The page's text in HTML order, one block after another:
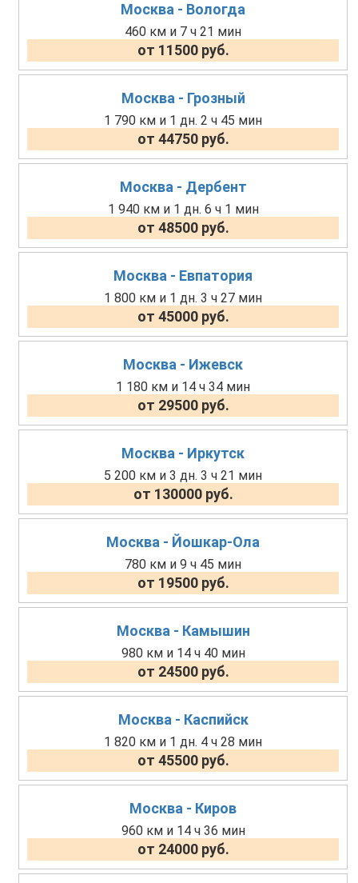
Москва - Вологда
460 км и 7 ч 21 мин
от 11500 руб.
Москва - Грозный
1 790 км и 1 дн. 2 ч 45 мин
от 44750 руб.
Москва - Дербент
1 940 км и 1 дн. 6 ч 1 мин
от 48500 руб.
Москва - Евпатория
1 800 км и 1 дн. 3 ч 27 мин
от 45000 руб.
Москва - Ижевск
1 180 км и 14 ч 34 мин
от 29500 руб.
Москва - Иркутск
5 200 км и 3 дн. 3 ч 21 мин
от 130000 руб.
Москва - Йошкар-Ола
780 км и 9 ч 45 мин
от 19500 руб.
Москва - Камышин
980 км и 14 ч 40 мин
от 24500 руб.
Москва - Каспийск
1 820 км и 1 дн. 4 ч 28 мин
от 45500 руб.
Москва - Киров
960 км и 14 ч 36 мин
от 24000 руб.